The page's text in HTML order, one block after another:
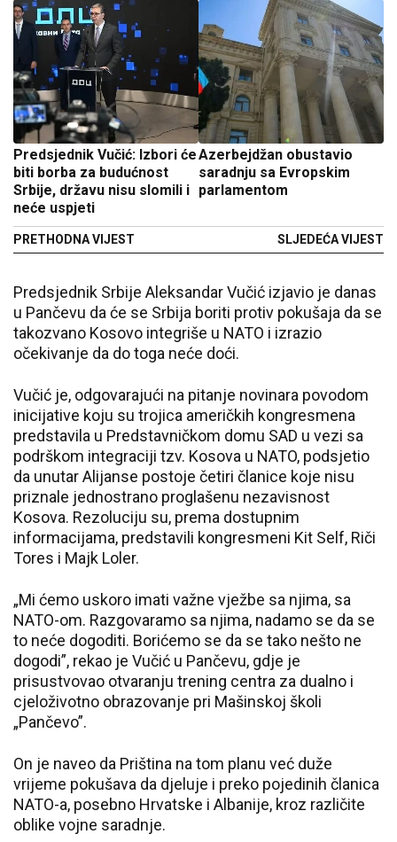
Predsjednik Vučić: Izbori će
biti borba za budućnost
Srbije, državu nisu slomili i
neće uspjeti
PRETHODNA VIJEST
Azerbejdžan obustavio
saradnju sa Evropskim
parlamentom
SLJEDEĆA VIJEST
Predsjednik Srbije Aleksandar Vučić izjavio je danas
u Pančevu da će se Srbija boriti protiv pokušaja da se
takozvano Kosovo integriše u NATO i izrazio
očekivanje da do toga neće doći.
Vučić je, odgovarajući na pitanje novinara povodom
inicijative koju su trojica američkih kongresmena
predstavila u Predstavničkom domu SAD u vezi sa
podrškom integraciji tzv. Kosova u NATO, podsjetio
da unutar Alijanse postoje četiri članice koje nisu
priznale jednostrano proglašenu nezavisnost
Kosova. Rezoluciju su, prema dostupnim
informacijama, predstavili kongresmeni Kit Self, Riči
Tores i Majk Loler.
„Mi ćemo uskoro imati važne vježbe sa njima, sa
NATO-om. Razgovaramo sa njima, nadamo se da se
to neće dogoditi. Borićemo se da se tako nešto ne
dogodi”, rekao je Vučić u Pančevu, gdje je
prisustvovao otvaranju trening centra za dualno i
cjeloživotno obrazovanje pri Mašinskoj školi
„Pančevo”.
On je naveo da Priština na tom planu već duže
vrijeme pokušava da djeluje i preko pojedinih članica
NATO-a, posebno Hrvatske i Albanije, kroz različite
oblike vojne saradnje.